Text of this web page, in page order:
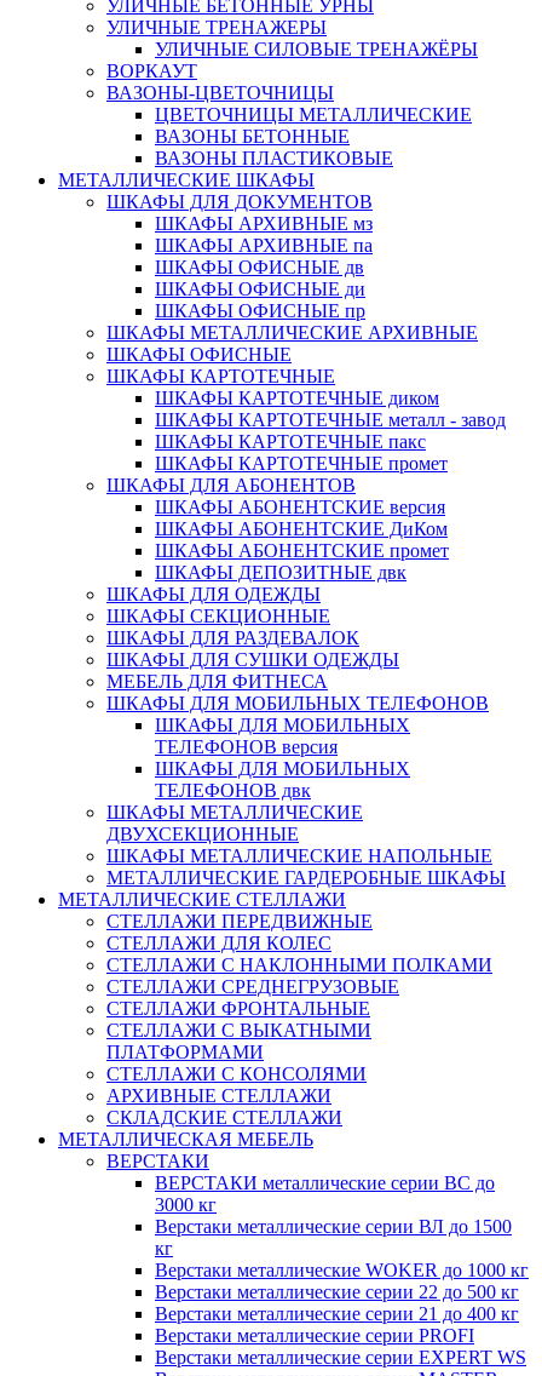
УЛИЧНЫЕ БЕТОННЫЕ УРНЫ
УЛИЧНЫЕ ТРЕНАЖЕРЫ
УЛИЧНЫЕ СИЛОВЫЕ ТРЕНАЖЁРЫ
ВОРКАУТ
ВАЗОНЫ-ЦВЕТОЧНИЦЫ
ЦВЕТОЧНИЦЫ МЕТАЛЛИЧЕСКИЕ
ВАЗОНЫ БЕТОННЫЕ
ВАЗОНЫ ПЛАСТИКОВЫЕ
МЕТАЛЛИЧЕСКИЕ ШКАФЫ
ШКАФЫ ДЛЯ ДОКУМЕНТОВ
ШКАФЫ АРХИВНЫЕ мз
ШКАФЫ АРХИВНЫЕ па
ШКАФЫ ОФИСНЫЕ дв
ШКАФЫ ОФИСНЫЕ ди
ШКАФЫ ОФИСНЫЕ пр
ШКАФЫ МЕТАЛЛИЧЕСКИЕ АРХИВНЫЕ
ШКАФЫ ОФИСНЫЕ
ШКАФЫ КАРТОТЕЧНЫЕ
ШКАФЫ КАРТОТЕЧНЫЕ диком
ШКАФЫ КАРТОТЕЧНЫЕ металл - завод
ШКАФЫ КАРТОТЕЧНЫЕ пакс
ШКАФЫ КАРТОТЕЧНЫЕ промет
ШКАФЫ ДЛЯ АБОНЕНТОВ
ШКАФЫ АБОНЕНТСКИЕ версия
ШКАФЫ АБОНЕНТСКИЕ ДиКом
ШКАФЫ АБОНЕНТСКИЕ промет
ШКАФЫ ДЕПОЗИТНЫЕ двк
ШКАФЫ ДЛЯ ОДЕЖДЫ
ШКАФЫ СЕКЦИОННЫЕ
ШКАФЫ ДЛЯ РАЗДЕВАЛОК
ШКАФЫ ДЛЯ СУШКИ ОДЕЖДЫ
МЕБЕЛЬ ДЛЯ ФИТНЕСА
ШКАФЫ ДЛЯ МОБИЛЬНЫХ ТЕЛЕФОНОВ
ШКАФЫ ДЛЯ МОБИЛЬНЫХ
ТЕЛЕФОНОВ версия
ШКАФЫ ДЛЯ МОБИЛЬНЫХ
ТЕЛЕФОНОВ двк
ШКАФЫ МЕТАЛЛИЧЕСКИЕ
ДВУХСЕКЦИОННЫЕ
ШКАФЫ МЕТАЛЛИЧЕСКИЕ НАПОЛЬНЫЕ
МЕТАЛЛИЧЕСКИЕ ГАРДЕРОБНЫЕ ШКАФЫ
МЕТАЛЛИЧЕСКИЕ СТЕЛЛАЖИ
СТЕЛЛАЖИ ПЕРЕДВИЖНЫЕ
СТЕЛЛАЖИ ДЛЯ КОЛЕС
СТЕЛЛАЖИ С НАКЛОННЫМИ ПОЛКАМИ
СТЕЛЛАЖИ СРЕДНЕГРУЗОВЫЕ
СТЕЛЛАЖИ ФРОНТАЛЬНЫЕ
СТЕЛЛАЖИ С ВЫКАТНЫМИ
ПЛАТФОРМАМИ
СТЕЛЛАЖИ С КОНСОЛЯМИ
АРХИВНЫЕ СТЕЛЛАЖИ
СКЛАДСКИЕ СТЕЛЛАЖИ
МЕТАЛЛИЧЕСКАЯ МЕБЕЛЬ
ВЕРСТАКИ
ВЕРСТАКИ металлические серии ВС до
3000 кг
Верстаки металлические серии ВЛ до 1500
кг
Верстаки металлические WOKER до 1000 кг
Верстаки металлические серии 22 до 500 кг
Верстаки металлические серии 21 до 400 кг
Верстаки металлические серии PROFI
Верстаки металлические серии EXPERT WS